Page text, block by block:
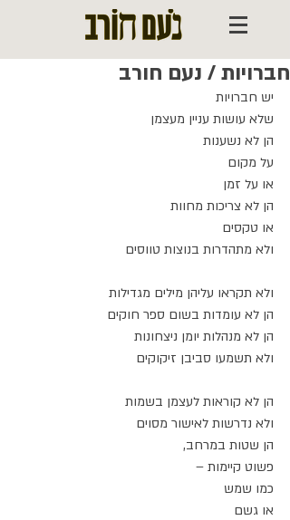
חברויות / נעם חורב
יש חברויות
שלא עושות עניין מעצמן
הן לא נשענות
על מקום
או על זמן
הן לא צריכות מחוות
או טקסים
ולא מתהדרות בנוצות טווסים
ולא תקראו עליהן מילים מגדילות
הן לא עומדות בשום ספר חוקים
הן לא מנהלות יומן ניצחונות
ולא תשמעו סביבן זיקוקים
הן לא קוראות לעצמן בשמות
ולא נדרשות לאישור מסוים
הן שטות במרחב,
פשוט קיימות –
כמו שמש
או גשם